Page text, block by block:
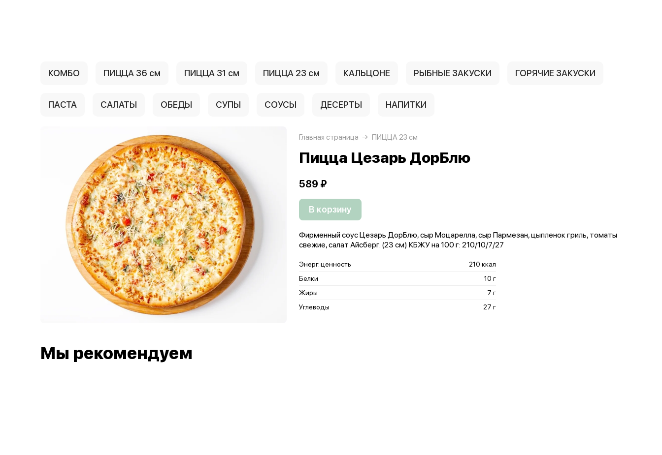
КОМБО ПИЦЦА 36 см ПИЦЦА 31 см ПИЦЦА 23 см КАЛЬЦОНЕ РЫБНЫЕ ЗАКУСКИ ГОРЯЧИЕ ЗАКУСКИ
ПАСТА САЛАТЫ ОБЕДЫ СУПЫ СОУСЫ ДЕСЕРТЫ НАПИТКИ
Главная страница ПИЦЦА 23 см
Пицца Цезарь ДорБлю
589 ₽
В корзину
Фирменный соус Цезарь ДорБлю, сыр Моцарелла, сыр Пармезан, цыпленок гриль, томаты
свежие, салат Айсберг. (23 см) КБЖУ на 100 г: 210/10/7/27
Энерг. ценность
210 ккал
Белки
10 г
Жиры
7 г
Углеводы
27 г
Мы рекомендуем